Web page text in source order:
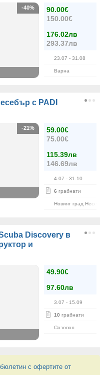
90.00€
150.00€
176.02лв
293.37лв
23.07 - 31.08
Варна
-40%
с PADI
59.00€
75.00€
115.39лв
146.69лв
4.07 - 31.10
6 грабнати
Новият град
-21%
Discovery в
и
49.90€
97.60лв
3.07 - 15.09
10 грабнати
Созопол
с офертите от